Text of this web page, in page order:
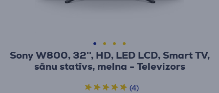
Sony W800, 32'', HD, LED LCD, Smart TV,
sānu statīvs, melna - Televizors
(4)